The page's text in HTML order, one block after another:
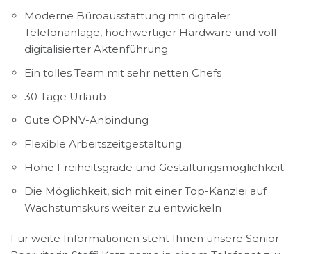
Moderne Büroausstattung mit digitaler
Telefonanlage, hochwertiger Hardware und voll-
digitalisierter Aktenführung
Ein tolles Team mit sehr netten Chefs
30 Tage Urlaub
Gute ÖPNV-Anbindung
Flexible Arbeitszeitgestaltung
Hohe Freiheitsgrade und Gestaltungsmöglichkeit
Die Möglichkeit, sich mit einer Top-Kanzlei auf
Wachstumskurs weiter zu entwickeln
Für weite Informationen steht Ihnen unsere Senior